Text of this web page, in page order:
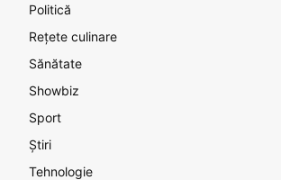
Politică
Rețete culinare
Sănătate
Showbiz
Sport
Știri
Tehnologie